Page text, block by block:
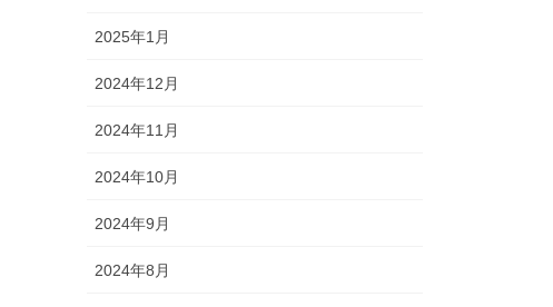
2025年1月
2024年12月
2024年11月
2024年10月
2024年9月
2024年8月